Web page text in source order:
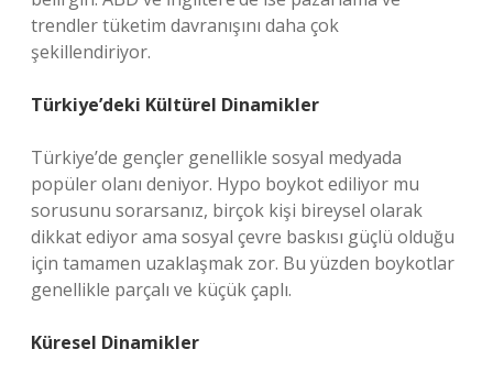
trendler tüketim davranışını daha çok
şekillendiriyor.
Türkiye’deki Kültürel Dinamikler
Türkiye’de gençler genellikle sosyal medyada
popüler olanı deniyor. Hypo boykot ediliyor mu
sorusunu sorarsanız, birçok kişi bireysel olarak
dikkat ediyor ama sosyal çevre baskısı güçlü olduğu
için tamamen uzaklaşmak zor. Bu yüzden boykotlar
genellikle parçalı ve küçük çaplı.
Küresel Dinamikler